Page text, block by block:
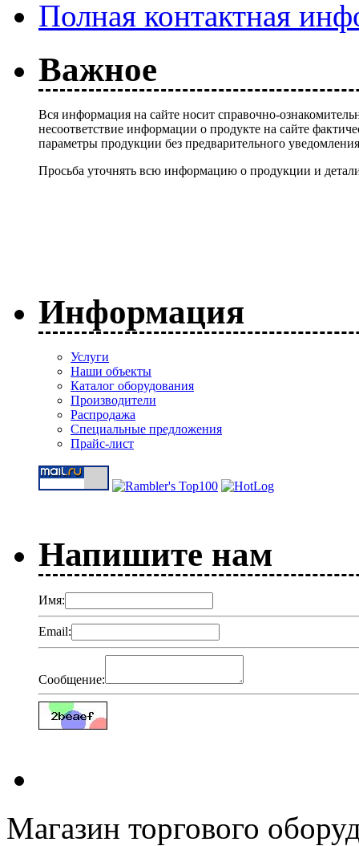
Полная контактная
Важное
Вся информация на сайте носит справочно-
несоответствие информации о продукте на сайте
параметры продукции без предварительного
Просьба уточнять всю информацию о продукции и
Информация
Услуги
Наши объекты
Каталог оборудования
Производители
Распродажа
Специальные предложения
Прайс-лист
Напишите нам
Имя:
Email:
Сообщение:
Магазин торгового